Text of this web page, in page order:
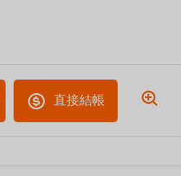
直接結帳